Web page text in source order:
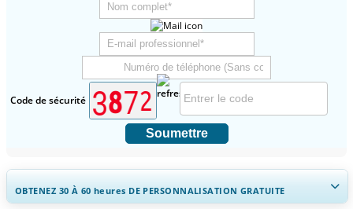
Code de sécurité
Soumettre
OBTENEZ 30 À 60heures DE PERSONNALISATION GRATUITE